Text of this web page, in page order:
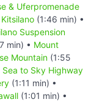
& Uferpromenade
Kitsilano (1:46 min) •
Suspension
min) • Mount
Mountain (1:55
Sea to Sky Highway
(1:11 min) •
(1:01 min) •